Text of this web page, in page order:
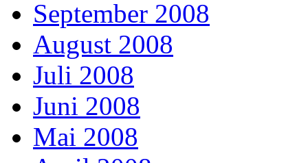
September 2008
August 2008
Juli 2008
Juni 2008
Mai 2008